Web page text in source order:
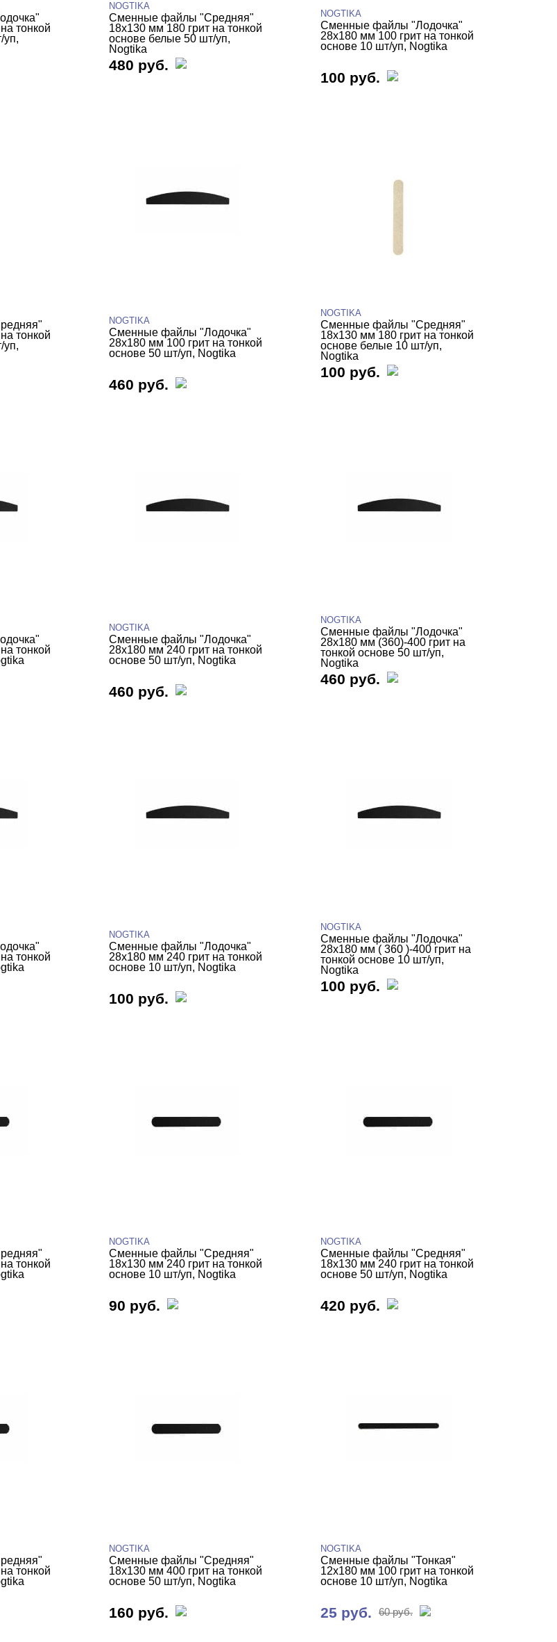
тонкой
уп,
NOGTIKA
Сменные файлы "Средняя"
18х130 мм 180 грит на тонкой
основе белые 50 шт/уп,
Nogtika
480 руб.
NOGTIKA
Сменные файлы "Лодочка"
28х180 мм 100 грит на тонкой
основе 10 шт/уп, Nogtika
100 руб.
тонкой
уп,
NOGTIKA
Сменные файлы "Лодочка"
28х180 мм 100 грит на тонкой
основе 50 шт/уп, Nogtika
460 руб.
NOGTIKA
Сменные файлы "Средняя"
18х130 мм 180 грит на тонкой
основе белые 10 шт/уп,
Nogtika
100 руб.
тонкой
NOGTIKA
Сменные файлы "Лодочка"
28х180 мм 240 грит на тонкой
основе 50 шт/уп, Nogtika
460 руб.
NOGTIKA
Сменные файлы "Лодочка"
28х180 мм (360)-400 грит на
тонкой основе 50 шт/уп,
Nogtika
460 руб.
тонкой
NOGTIKA
Сменные файлы "Лодочка"
28х180 мм 240 грит на тонкой
основе 10 шт/уп, Nogtika
100 руб.
NOGTIKA
Сменные файлы "Лодочка"
28х180 мм ( 360 )-400 грит на
тонкой основе 10 шт/уп,
Nogtika
100 руб.
тонкой
NOGTIKA
Сменные файлы "Средняя"
18х130 мм 240 грит на тонкой
основе 10 шт/уп, Nogtika
90 руб.
NOGTIKA
Сменные файлы "Средняя"
18х130 мм 240 грит на тонкой
основе 50 шт/уп, Nogtika
420 руб.
тонкой
NOGTIKA
Сменные файлы "Средняя"
18х130 мм 400 грит на тонкой
основе 50 шт/уп, Nogtika
160 руб.
NOGTIKA
Сменные файлы "Тонкая"
12х180 мм 100 грит на тонкой
основе 10 шт/уп, Nogtika
25 руб. 60 руб.